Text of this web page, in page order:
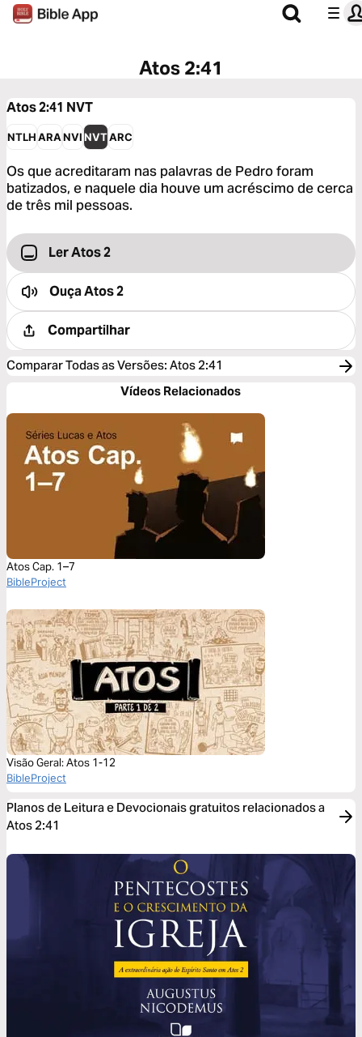
Atos 2:41
Atos 2:41 NVT
NTLHARANVINVTARC
Os que acreditaram nas palavras de Pedro foram
batizados, e naquele dia houve um acréscimo de cerca
de três mil pessoas.
Ler Atos 2
OuçaAtos 2
Compartilhar
Comparar Todas as Versões: Atos 2:41
Vídeos Relacionados
Atos Cap. 1–7
BibleProject
Visão Geral: Atos 1-12
BibleProject
Planos de Leitura e Devocionais gratuitos relacionados a
Atos 2:41